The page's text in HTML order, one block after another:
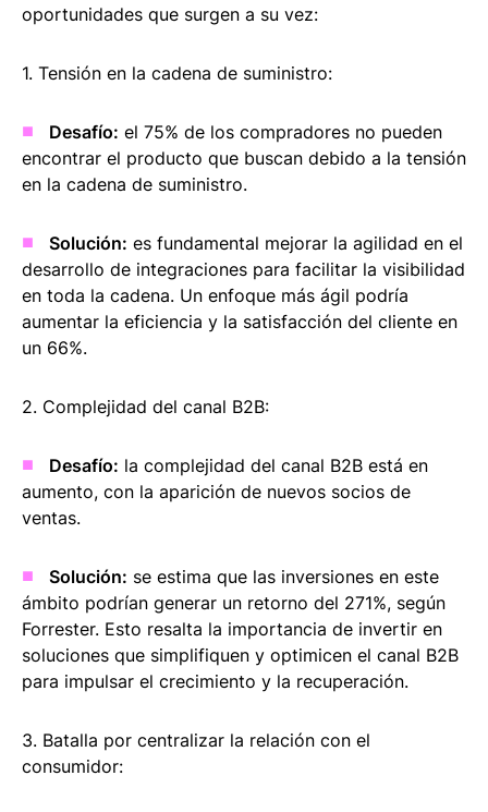
oportunidades que surgen a su vez:
1. Tensión en la cadena de suministro:
Desafío: el 75% de los compradores no pueden
encontrar el producto que buscan debido a la tensión
en la cadena de suministro.
Solución: es fundamental mejorar la agilidad en el
desarrollo de integraciones para facilitar la visibilidad
en toda la cadena. Un enfoque más ágil podría
aumentar la eficiencia y la satisfacción del cliente en
un 66%.
2. Complejidad del canal B2B:
Desafío: la complejidad del canal B2B está en
aumento, con la aparición de nuevos socios de
ventas.
Solución: se estima que las inversiones en este
ámbito podrían generar un retorno del 271%, según
Forrester. Esto resalta la importancia de invertir en
soluciones que simplifiquen y optimicen el canal B2B
para impulsar el crecimiento y la recuperación.
3. Batalla por centralizar la relación con el
consumidor: